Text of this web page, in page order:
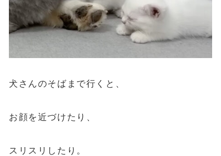
犬さんのそばまで行くと、
お顔を近づけたり、
スリスリしたり。